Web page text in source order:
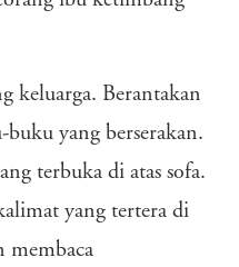
keluarga. Berantakan
yang berserakan.
terbuka di atas sofa.
yang tertera di
membaca